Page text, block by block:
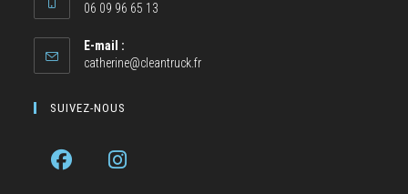
06 09 96 65 13
E-mail :
catherine@cleantruck.fr
SUIVEZ-NOUS